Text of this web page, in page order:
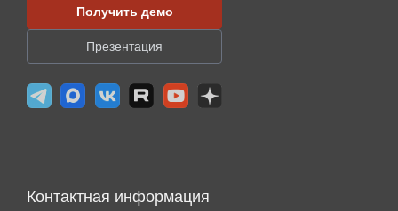
Получить демо
Презентация
Контактная информация